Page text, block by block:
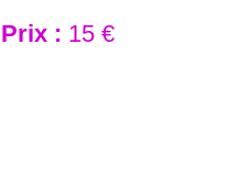
Prix : 15 €